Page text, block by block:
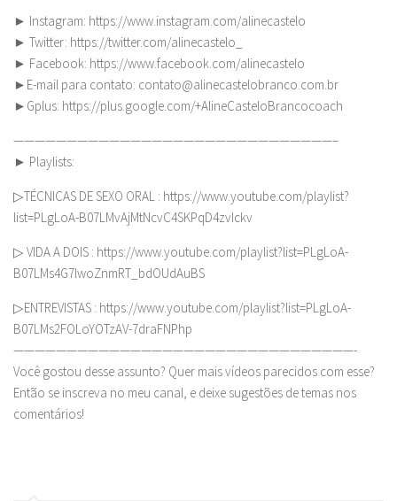
► Instagram: https://www.instagram.com/alinecastelo
► Twitter: https://twitter.com/alinecastelo_
► Facebook: https://www.facebook.com/alinecastelo
►E-mail para contato: contato@alinecastelobranco.com.br
►Gplus: https://plus.google.com/+AlineCasteloBrancocoach
——————————————————————————————–
► Playlists:
▷TÉCNICAS DE SEXO ORAL : https://www.youtube.com/playlist?
list=PLgLoA-B07LMvAjMtNcvC4SKPqD4zvIckv
▷ VIDA A DOIS : https://www.youtube.com/playlist?list=PLgLoA-
B07LMs4G7lwoZnmRT_bdOUdAuBS
▷ENTREVISTAS : https://www.youtube.com/playlist?list=PLgLoA-
B07LMs2FOLoYOTzAV-7draFNPhp
————————————————————————————————-
Você gostou desse assunto? Quer mais vídeos parecidos com esse?
Então se inscreva no meu canal, e deixe sugestões de temas nos
comentários!